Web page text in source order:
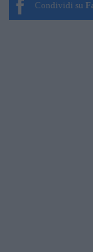
Condividi su